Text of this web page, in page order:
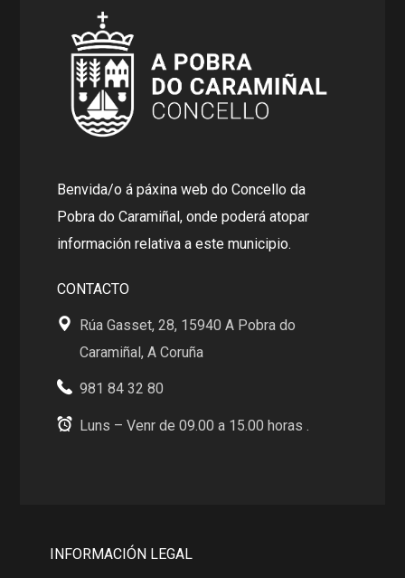
Benvida/o á páxina web do Concello da
Pobra do Caramiñal, onde poderá atopar
información relativa a este municipio.
CONTACTO
Rúa Gasset, 28, 15940 A Pobra do
Caramiñal, A Coruña
981 84 32 80
Luns – Venr de 09.00 a 15.00 horas .
INFORMACIÓN LEGAL